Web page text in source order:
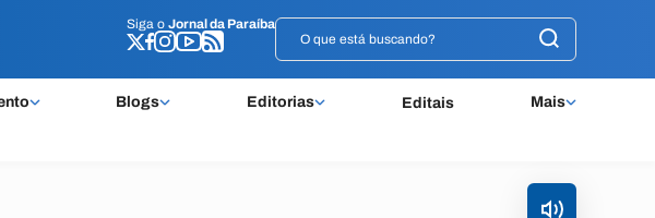
Siga o Jornal da Paraíba
Blogs Editorias Editais Mais
Siga o Jornal da Paraíba